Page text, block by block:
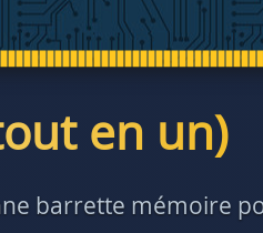
en un)
barrette mémoire